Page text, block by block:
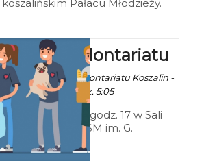
koszalińskim Pałacu Młodzieży.
atrakcji.
IX Gala Wolontariatu
Ala za Centrum Wolontariatu Koszalin -
3 Grudnia 2019 godz. 5:05
5 grudnia 2019 o godz. 17 w Sali
Koncertowej ZPSM im. G.
Bacewicz w Koszalinie odbędzie
się IX Gala Wolontariatu.